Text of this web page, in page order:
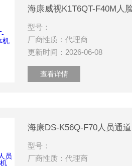
型号：
厂商性质：代理商
更新时间：2026-06-08
查看详情
型号：
厂商性质：代理商